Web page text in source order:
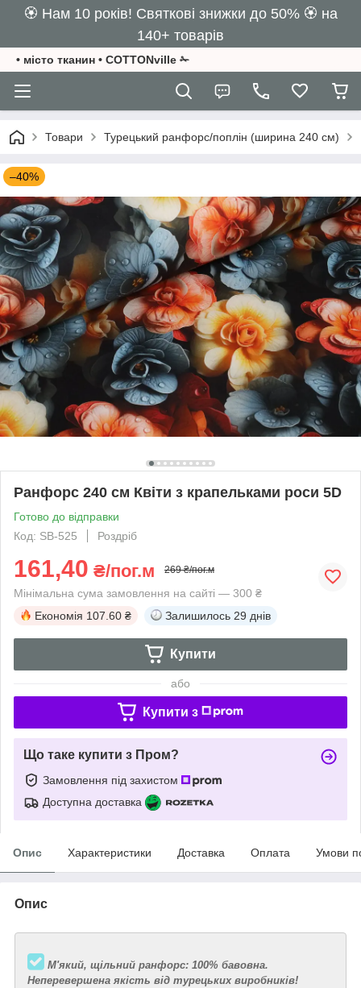
🏵️ Нам 10 років! Святкові знижки до 50% 🏵️ на
140+ товарів
• місто тканин • COTTONville ✁
Товари Турецький ранфорс/поплін (ширина 240 см)
–40%
Ранфорс 240 см Квіти з крапельками роси 5D
Готово до відправки
Код: SB-525
Роздріб
161,40 ₴/пог.м 269 ₴/пог.м
Мінімальна сума замовлення на сайті — 300 ₴
Економія 107.60 ₴ Залишилось 29 днів
Купити
або
Купити з
Що таке купити з Пром?
Замовлення під захистом
Доступна доставка
Опис Характеристики Доставка Оплата Умови
Опис
М'який, щільний ранфорс: 100% бавовна.
Неперевершена якість від турецьких виробників!